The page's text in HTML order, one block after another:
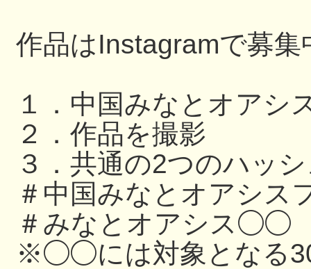
作品はInstagramで募集
１．中国みなとオアシ
２．作品を撮影
３．共通の2つのハッ
＃中国みなとオアシス
＃みなとオアシス◯◯
※◯◯には対象となる